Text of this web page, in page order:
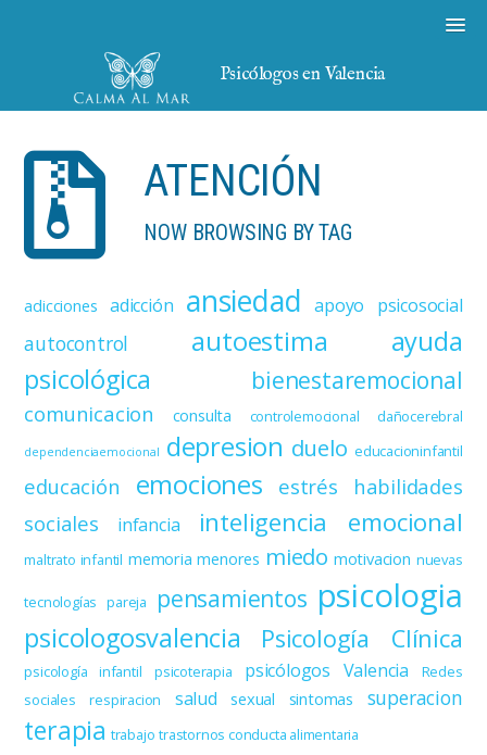
Psicólogos en Valencia
ATENCIÓN
NOW BROWSING BY TAG
adicciones adicción ansiedad apoyo psicosocial
autocontrol autoestima
ayuda
psicológica
bienestaremocional
comunicacion consulta controlemocional dañocerebral
dependenciaemocional depresion duelo educacioninfantil
educación emociones estrés
habilidades
sociales
infancia inteligencia emocional
maltrato infantil memoria menores miedo motivacion nuevas
tecnologías pareja pensamientos psicologia
psicologosvalencia Psicología Clínica
psicología infantil psicoterapia psicólogos Valencia
Redes
sociales
respiracion salud sexual sintomas superacion
terapia trabajo trastornos conducta alimentaria